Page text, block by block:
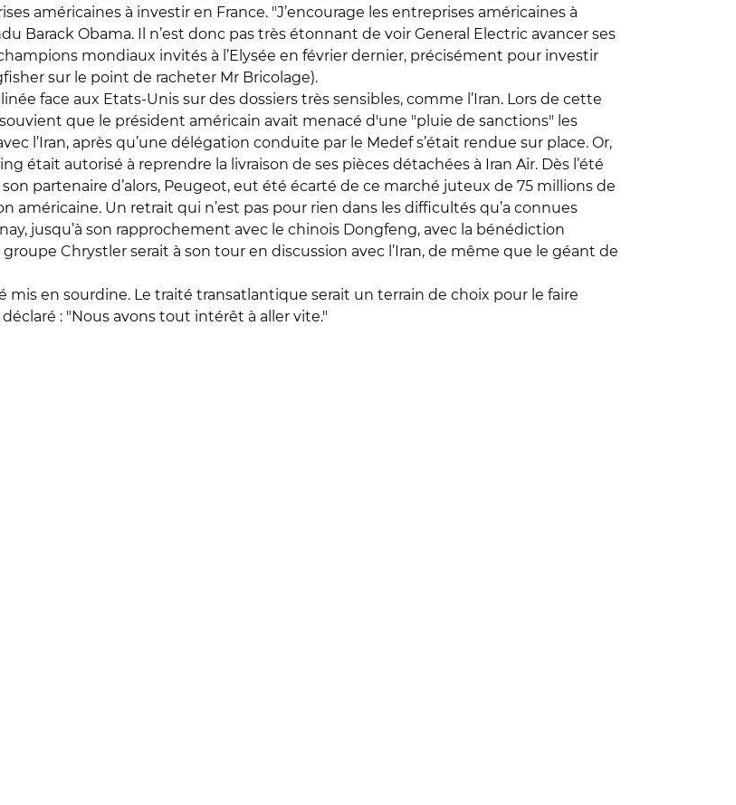
américaines à investir en France. "J’encourage les entreprises américaines à
Barack Obama. Il n’est donc pas très étonnant de voir General Electric avancer ses
mondiaux invités à l’Elysée en février dernier, précisément pour investir
sur le point de racheter Mr Bricolage).
face aux Etats-Unis sur des dossiers très sensibles, comme l’Iran. Lors de cette
que le président américain avait menacé d'une "pluie de sanctions" les
l’Iran, après qu’une délégation conduite par le Medef s’était rendue sur place. Or,
était autorisé à reprendre la livraison de ses pièces détachées à Iran Air. Dès l’été
partenaire d’alors, Peugeot, eut été écarté de ce marché juteux de 75 millions de
Un retrait qui n’est pas pour rien dans les difficultés qu’a connues
jusqu’à son rapprochement avec le chinois Dongfeng, avec la bénédiction
Chrystler serait à son tour en discussion avec l’Iran, de même que le géant de
en sourdine. Le traité transatlantique serait un terrain de choix pour le faire
: "Nous avons tout intérêt à aller vite."